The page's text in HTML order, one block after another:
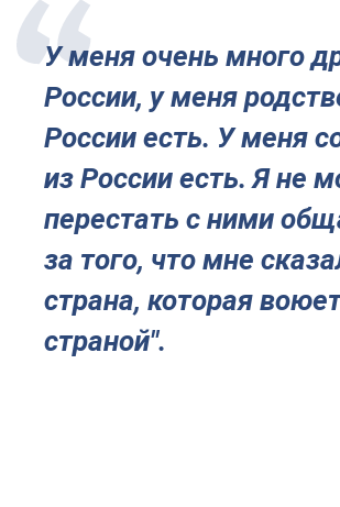
У меня очень много
России, у меня
России есть. У меня
из России есть. Я не
перестать с ними
за того, что мне
страна, которая
страной".